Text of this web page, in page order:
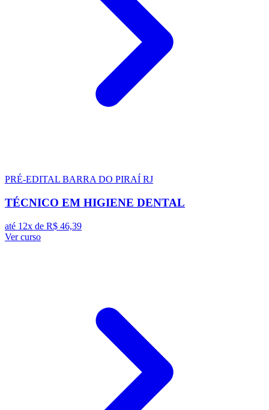
PRÉ-EDITAL BARRA DO PIRAÍ RJ
TÉCNICO EM HIGIENE DENTAL
até 12x de R$ 46,39
Ver curso